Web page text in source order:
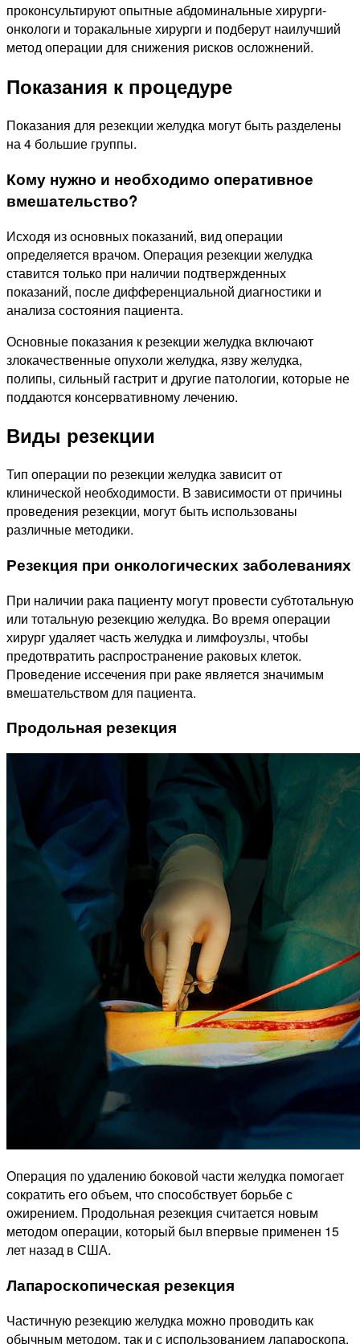
проконсультируют опытные абдоминальные хирурги-
онкологи и торакальные хирурги и подберут наилучший
метод операции для снижения рисков осложнений.
Показания к процедуре
Показания для резекции желудка могут быть разделены
на 4 большие группы.
Кому нужно и необходимо оперативное
вмешательство?
Исходя из основных показаний, вид операции
определяется врачом. Операция резекции желудка
ставится только при наличии подтвержденных
показаний, после дифференциальной диагностики и
анализа состояния пациента.
Основные показания к резекции желудка включают
злокачественные опухоли желудка, язву желудка,
полипы, сильный гастрит и другие патологии, которые не
поддаются консервативному лечению.
Виды резекции
Тип операции по резекции желудка зависит от
клинической необходимости. В зависимости от причины
проведения резекции, могут быть использованы
различные методики.
Резекция при онкологических заболеваниях
При наличии рака пациенту могут провести субтотальную
или тотальную резекцию желудка. Во время операции
хирург удаляет часть желудка и лимфоузлы, чтобы
предотвратить распространение раковых клеток.
Проведение иссечения при раке является значимым
вмешательством для пациента.
Продольная резекция
Операция по удалению боковой части желудка помогает
сократить его объем, что способствует борьбе с
ожирением. Продольная резекция считается новым
методом операции, который был впервые применен 15
лет назад в США.
Лапароскопическая резекция
Частичную резекцию желудка можно проводить как
обычным методом, так и с использованием лапароскопа.